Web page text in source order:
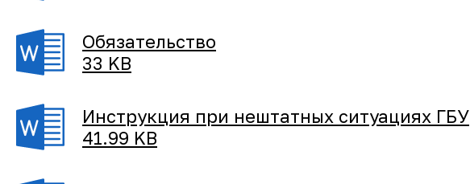
Обязательство
33 KB
Инструкция при нештатных ситуациях ГБУ
41.99 KB